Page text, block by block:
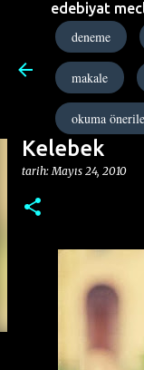
edebiyat
deneme
makale
okuma
Kelebek
tarih:Mayıs 24, 2010